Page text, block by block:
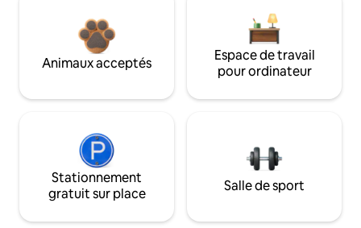
Animaux acceptés
Espace de travail
pour ordinateur
Stationnement
gratuit sur place
Salle de sport